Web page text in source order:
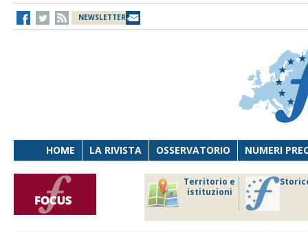
NEWSLETTER
HOME LA RIVISTA OSSERVATORIO NUMERI
Territorio e
istituzioni